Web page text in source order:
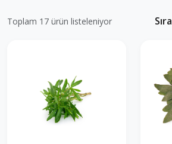
Toplam 17 ürün listeleniyor